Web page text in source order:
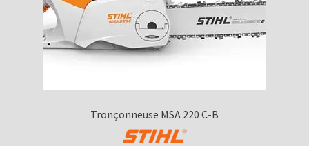
Tronçonneuse MSA 220 C-B